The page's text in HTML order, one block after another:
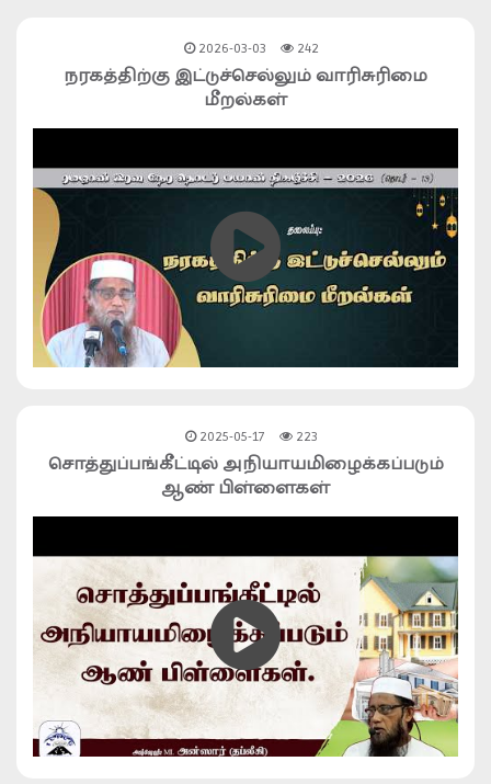
2026-03-03 242
நரகத்திற்கு இட்டுச்செல்லும் வாரிசுரிமை
மீறல்கள்
2025-05-17 223
சொத்துப்பங்கீட்டில் அநியாயமிழைக்கப்படும்
ஆண் பிள்ளைகள்